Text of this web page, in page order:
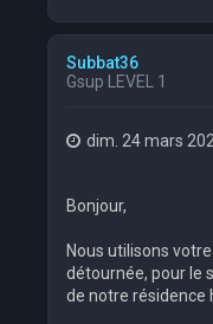
Subbat36
Gsup LEVEL 1
dim. 24 mars
Bonjour,
Nous utilisons
détournée, pour le
de notre résidence